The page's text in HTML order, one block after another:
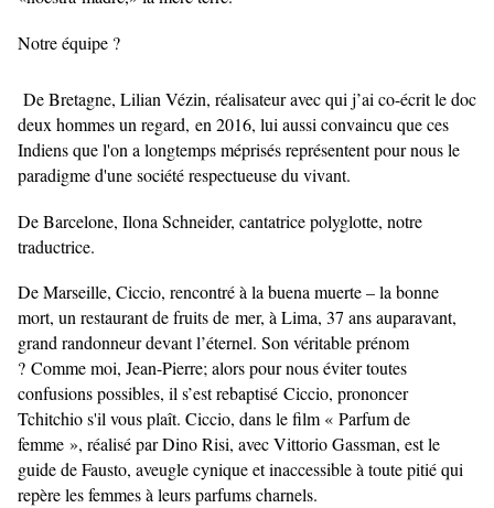
Notre équipe ?
De Bretagne, Lilian Vézin, réalisateur avec qui j’ai co-écrit le doc
deux hommes un regard, en 2016, lui aussi convaincu que ces
Indiens que l'on a longtemps méprisés représentent pour nous le
paradigme d'une société respectueuse du vivant.
De Barcelone, Ilona Schneider, cantatrice polyglotte, notre
traductrice.
De Marseille, Ciccio, rencontré à la buena muerte – la bonne
mort, un restaurant de fruits de mer, à Lima, 37 ans auparavant,
grand randonneur devant l’éternel. Son véritable prénom
? Comme moi, Jean-Pierre; alors pour nous éviter toutes
confusions possibles, il s’est rebaptisé Ciccio, prononcer
Tchitchio s'il vous plaît. Ciccio, dans le film « Parfum de
femme », réalisé par Dino Risi, avec Vittorio Gassman, est le
guide de Fausto, aveugle cynique et inaccessible à toute pitié qui
repère les femmes à leurs parfums charnels.